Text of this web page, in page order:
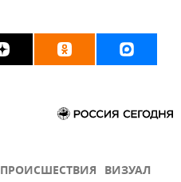
ПРОИСШЕСТВИЯ ВИЗУАЛ